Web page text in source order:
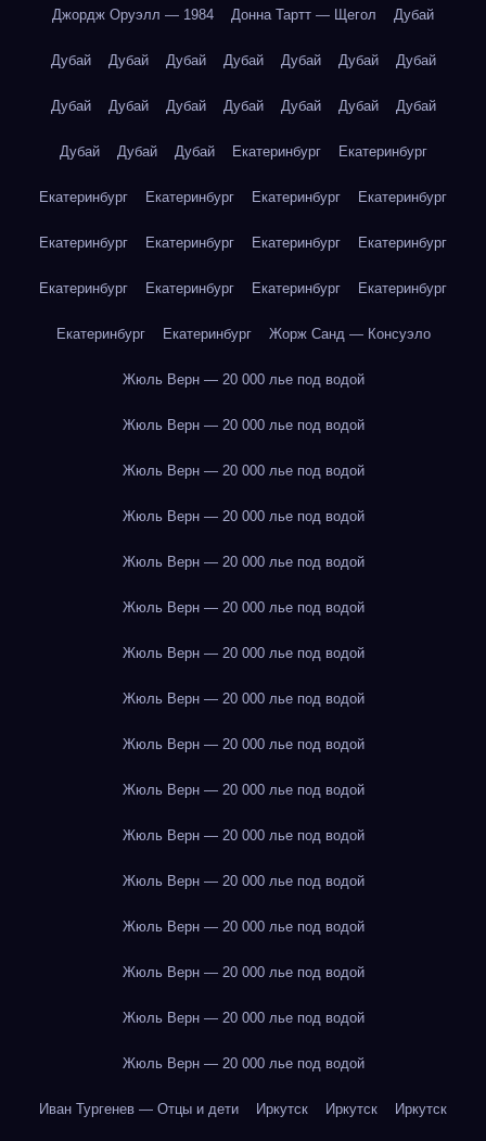
Джордж Оруэлл — 1984 Донна Тартт — Щегол Дубай
Дубай Дубай Дубай Дубай Дубай Дубай Дубай
Дубай Дубай Дубай Дубай Дубай Дубай Дубай
Дубай Дубай Дубай Екатеринбург Екатеринбург
Екатеринбург Екатеринбург Екатеринбург Екатеринбург
Екатеринбург Екатеринбург Екатеринбург Екатеринбург
Екатеринбург Екатеринбург Екатеринбург Екатеринбург
Екатеринбург Екатеринбург Жорж Санд — Консуэло
Жюль Верн — 20 000 лье под водой
Жюль Верн — 20 000 лье под водой
Жюль Верн — 20 000 лье под водой
Жюль Верн — 20 000 лье под водой
Жюль Верн — 20 000 лье под водой
Жюль Верн — 20 000 лье под водой
Жюль Верн — 20 000 лье под водой
Жюль Верн — 20 000 лье под водой
Жюль Верн — 20 000 лье под водой
Жюль Верн — 20 000 лье под водой
Жюль Верн — 20 000 лье под водой
Жюль Верн — 20 000 лье под водой
Жюль Верн — 20 000 лье под водой
Жюль Верн — 20 000 лье под водой
Жюль Верн — 20 000 лье под водой
Жюль Верн — 20 000 лье под водой
Иван Тургенев — Отцы и дети Иркутск Иркутск Иркутск